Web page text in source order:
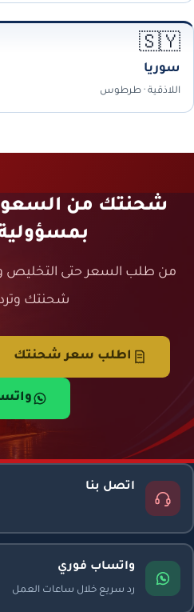
🇸🇾
سوريا
اللاذقية · طرطوس
شحنتك من
من طلب السعر حتى التخليص
شحنتك
اطلب سعر شحنتك
اتصل بنا
واتساب فوري
رد سريع خلال ساعات العمل